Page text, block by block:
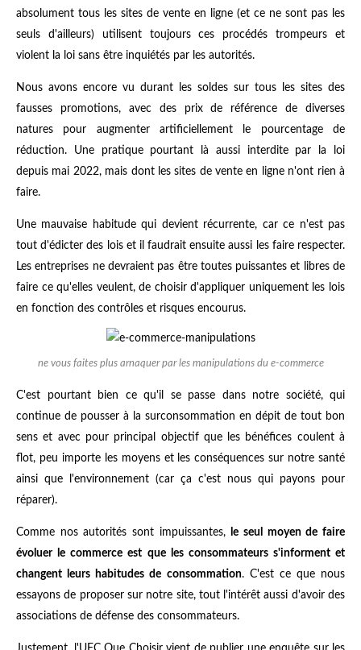
absolument tous les sites de vente en ligne (et ce ne sont pas les
seuls d'ailleurs) utilisent toujours ces procédés trompeurs et
violent la loi sans être inquiétés par les autorités.
Nous avons encore vu durant les soldes sur tous les sites des
fausses promotions, avec des prix de référence de diverses
natures pour augmenter artificiellement le pourcentage de
réduction. Une pratique pourtant là aussi interdite par la loi
depuis mai 2022, mais dont les sites de vente en ligne n'ont rien à
faire.
Une mauvaise habitude qui devient récurrente, car ce n'est pas
tout d'édicter des lois et il faudrait ensuite aussi les faire respecter.
Les entreprises ne devraient pas être toutes puissantes et libres de
faire ce qu'elles veulent, de choisir d'appliquer uniquement les lois
en fonction des contrôles et risques encourus.
ne vous faites plus arnaquer par les manipulations du e-commerce
C'est pourtant bien ce qu'il se passe dans notre société, qui
continue de pousser à la surconsommation en dépit de tout bon
sens et avec pour principal objectif que les bénéfices coulent à
flot, peu importe les moyens et les conséquences sur notre santé
ainsi que l'environnement (car ça c'est nous qui payons pour
réparer).
Comme nos autorités sont impuissantes,
le seul moyen de faire
évoluer le commerce est que les consommateurs s'informent et
changent leurs habitudes de consommation. C'est ce que nous
essayons de proposer sur notre site, tout l'intérêt aussi d'avoir des
associations de défense des consommateurs.